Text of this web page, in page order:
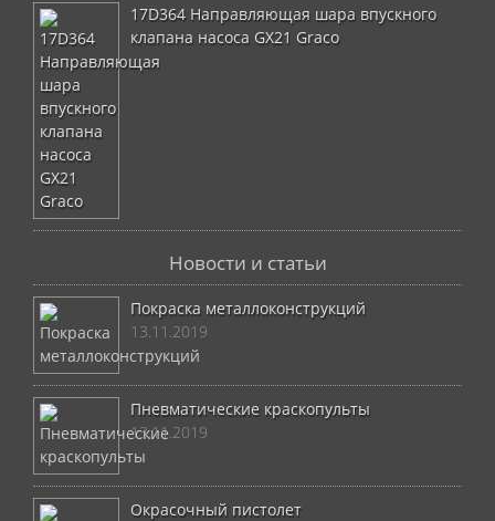
17D364 Направляющая шара впускного
клапана насоса GX21 Graco
Новости и статьи
Покраска металлоконструкций
13.11.2019
Пневматические краскопульты
13.11.2019
Окрасочный пистолет